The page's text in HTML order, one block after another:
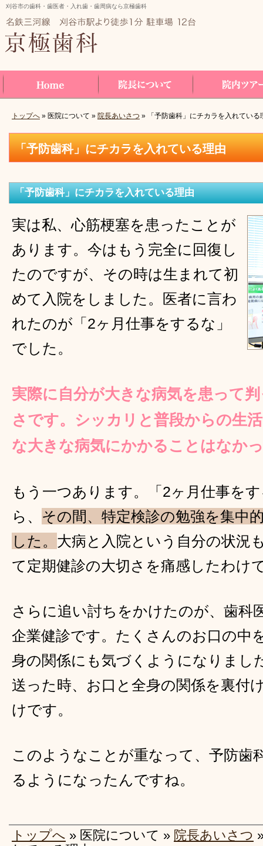
「予防歯科」にチカラを入れている理由
刈谷市の歯科・歯医者・入れ歯・歯周病なら京極歯科
トップへ » 医院について » 院長あいさつ » 「予防歯科」にチカラを入れている
「予防歯科」にチカラを入れている理由
実は私、心筋梗塞を患ったことが
あります。今はもう完全に回復し
たのですが、その時は生まれて初
めて入院をしました。医者に言わ
れたのが「2ヶ月仕事をするな」
でした。
実際に自分が大きな病気を患って
さです。シッカリと普段からの生
な大きな病気にかかることはなか
もう一つあります。「2ヶ月仕事を
ら、 その間、特定検診の勉強を集中
した。 大病と入院という自分の状況
て定期健診の大切さを痛感したわけ
さらに追い討ちをかけたのが、歯科
企業健診です。たくさんのお口の中
身の関係にも気づくようになりまし
送った時、お口と全身の関係を裏付
けです。
このようなことが重なって、予防歯
るようになったんですね。
トップへ » 医院について » 院長あいさつ